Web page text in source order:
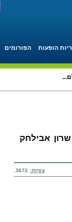
הופעות הפורומים
אבילחק
צפיות: